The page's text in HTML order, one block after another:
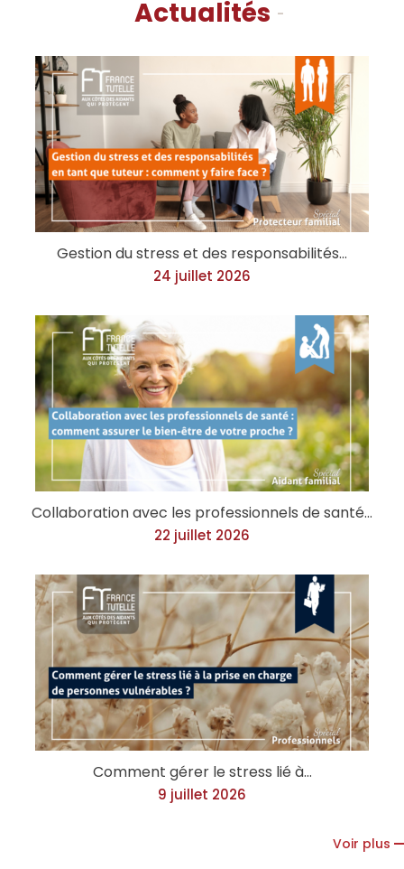
Actualités
Gestion du stress et des responsabilités…
24 juillet 2026
Collaboration avec les professionnels de santé…
22 juillet 2026
Comment gérer le stress lié à…
9 juillet 2026
Voir plus